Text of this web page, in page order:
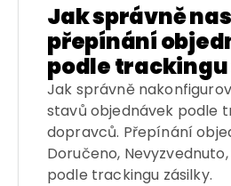
Jak správně
přepínání
podle
Jak správně
stavů objednávek podle
dopravců. Přepínání
Doručeno,
podle trackingu zásilky.